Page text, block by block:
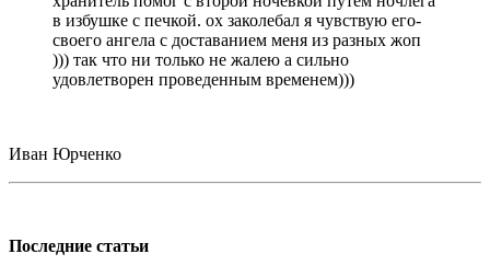
в избушке с печкой. ох заколебал я чувствую его-
своего ангела с доставанием меня из разных жоп
))) так что ни только не жалею а сильно
удовлетворен проведенным временем)))
Иван Юрченко
Последние статьи